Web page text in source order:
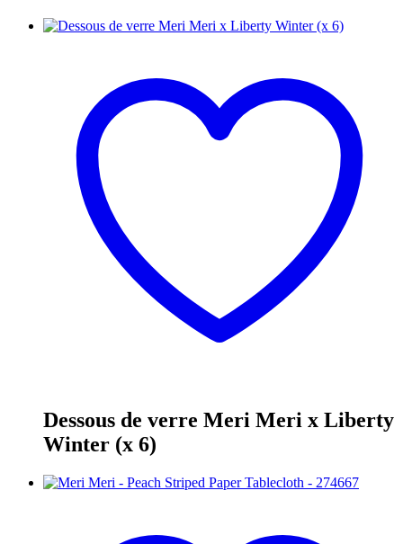
Dessous de verre Meri Meri x Liberty
Winter (x 6)